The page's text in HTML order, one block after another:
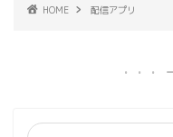
HOME 配信アプリ